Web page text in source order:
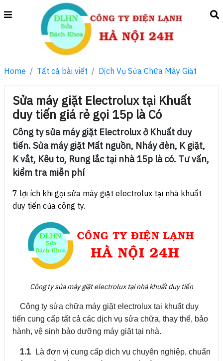
Home Tất cả bài viết Dịch Vụ Sửa Chữa Máy Giặt
Sửa máy giặt Electrolux tại Khuất
duy tiến giá rẻ gọi 15p là Có
Công ty sửa máy giặt Electrolux ở Khuất duy
tiến. Sửa máy giặt Mất nguồn, Nháy đèn, K giặt,
K vắt, Kêu to, Rung lắc tại nhà 15p là có. Tư vấn,
kiểm tra miễn phí
7 lợi ích khi gọi sửa máy giặt electrolux tại nhà khuất
duy tiến của công ty.
Công ty sửa máy giặt electrolux tại nhà khuất duy tiến
Công ty sửa chữa máy giặt electrolux tại khuất duy
tiến cung cấp tất cả các dịch vụ sửa chữa, thay thế, bảo
hành, vệ sinh bảo dưỡng máy giặt tại nhà.
1.1
Là đơn vị cung cấp dịch vụ chuyên nghiệp, chuẩn